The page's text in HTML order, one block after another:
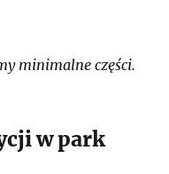
minimalne części.
w park